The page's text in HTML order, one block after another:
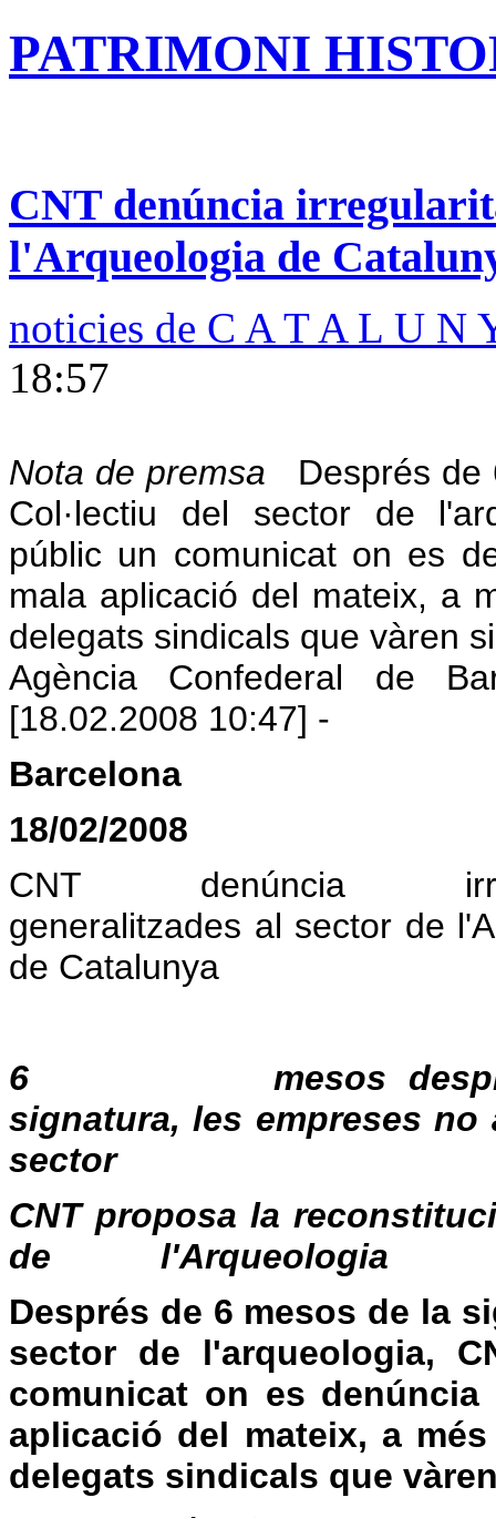
PATRIMONI
CNT denúncia
l'Arqueologia de
noticies de C A T A L U N
18:57
Nota de premsa Després de
Col·lectiu del sector de
públic un comunicat o­n es
mala aplicació del mateix, a
delegats sindicals que vàren
Agència Confederal de
[18.02.2008 10:47] -
Barcelona
18/02/2008
CNT denúncia
generalitzades al sector de
de Catalunya
6 mesos
signatura, les
sector
CNT proposa la
de l'Arqueologia
Després de 6 mesos de la
sector de l'arqueologia,
comunicat o­n es denúncia
aplicació del mateix, a
delegats sindicals que